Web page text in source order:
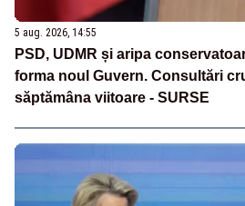
5 aug. 2026, 14:55
PSD, UDMR și aripa
forma noul Guvern. Consultări
săptămâna viitoare - SURSE